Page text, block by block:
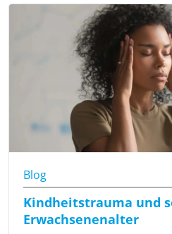
Blog
Kindheitstrauma und
Erwachsenenalter